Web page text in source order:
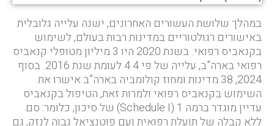
במהלך שלושת העשורים האחרונים, ישנה עלייה גלובלית
באישורים רגולטוריים במדינות רבות בעולם, לשימוש
בקנאביס רפואי. בשנת 2020 היו 3 מיליון מטופלי קנאביס
רפואי בארה”ב, עלייה של פי 4.4 לעומת שנת 2016. בסוף
2024, 38 מדינות ומחוז קולומביה בארה”ב אישרו את
השימוש בקנאביס רפואי.ולמרות זאת, הטיפול בקנאביס
עדיין מוגדר ברמה 1 (Schedule I) של סיכון, כלומר: סם
ללא קבלה של תועלת רפואית ועם פוטנציאל גבוה לנזק, גם